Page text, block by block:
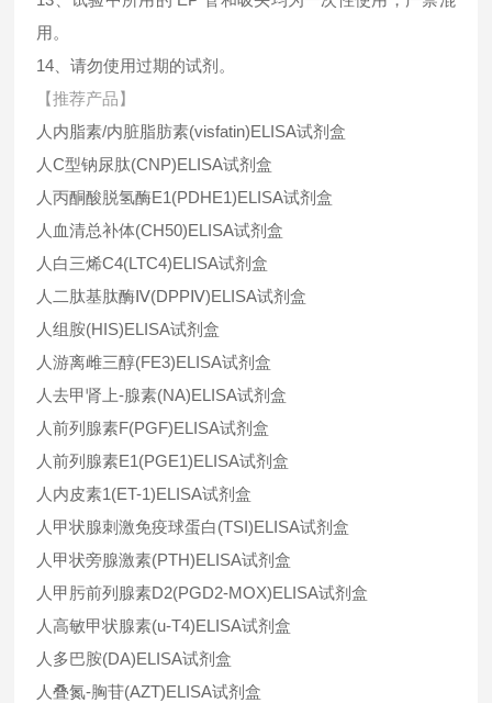
用。
14、请勿使用过期的试剂。
【推荐产品】
人内脂素/内脏脂肪素(visfatin)ELISA试剂盒
人C型钠尿肽(CNP)ELISA试剂盒
人丙酮酸脱氢酶E1(PDHE1)ELISA试剂盒
人血清总补体(CH50)ELISA试剂盒
人白三烯C4(LTC4)ELISA试剂盒
人二肽基肽酶Ⅳ(DPPⅣ)ELISA试剂盒
人组胺(HIS)ELISA试剂盒
人游离雌三醇(FE3)ELISA试剂盒
人去甲肾上-腺素(NA)ELISA试剂盒
人前列腺素F(PGF)ELISA试剂盒
人前列腺素E1(PGE1)ELISA试剂盒
人内皮素1(ET-1)ELISA试剂盒
人甲状腺刺激免疫球蛋白(TSI)ELISA试剂盒
人甲状旁腺激素(PTH)ELISA试剂盒
人甲肟前列腺素D2(PGD2-MOX)ELISA试剂盒
人高敏甲状腺素(u-T4)ELISA试剂盒
人多巴胺(DA)ELISA试剂盒
人叠氮-胸苷(AZT)ELISA试剂盒